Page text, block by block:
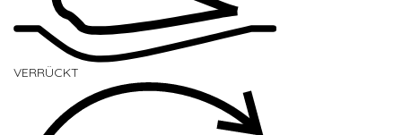
VERRÜCKT